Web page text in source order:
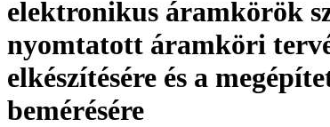
elektronikus áramkörök
nyomtatott áramköri
elkészítésére és a
bemérésére